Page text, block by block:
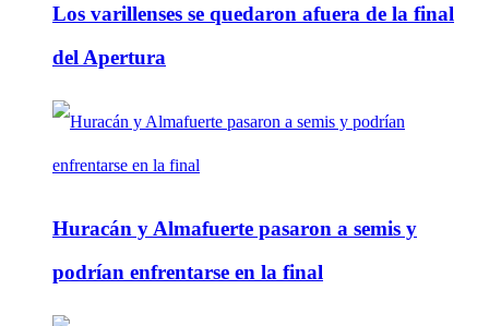
Los varillenses se quedaron afuera de la final
del Apertura
Huracán y Almafuerte pasaron a semis y
podrían enfrentarse en la final